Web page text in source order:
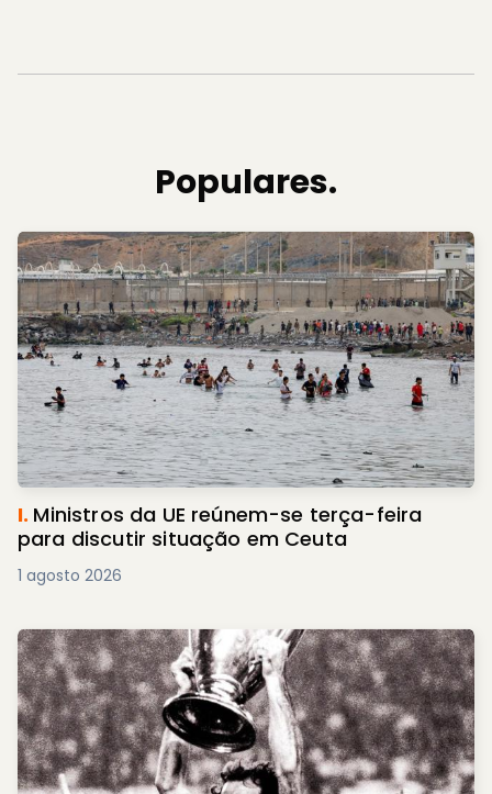
Populares.
I. Ministros da UE reúnem-se terça-feira
para discutir situação em Ceuta
1 agosto 2026